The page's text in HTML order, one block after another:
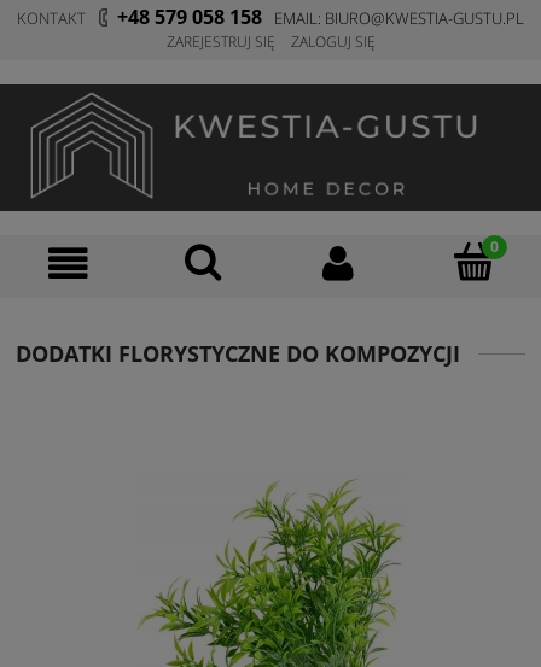
KONTAKT +48 579 058 158 EMAIL: BIURO@KWESTIA-GUSTU.PL
ZAREJESTRUJ SIĘ ZALOGUJ SIĘ
DODATKI FLORYSTYCZNE DO KOMPOZYCJI